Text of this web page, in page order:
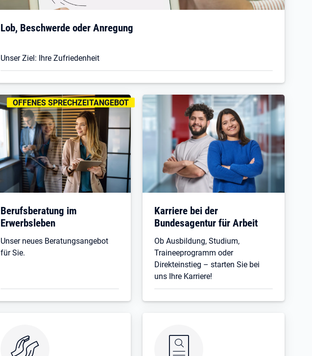
Lob, Beschwerde oder Anregung
Unser Ziel: Ihre Zufriedenheit
KENNZEICHNUNGEN:
OFFENES SPRECHZEITANGEBOT
Berufsberatung im
Erwerbsleben
Unser neues Beratungsangebot
für Sie.
Karriere bei der
Bundesagentur für Arbeit
Ob Ausbildung, Studium,
Traineeprogramm oder
Direkteinstieg – starten Sie bei
uns Ihre Karriere!